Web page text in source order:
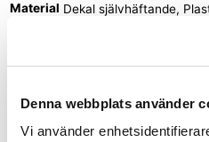
Denna webbplats använder
Vi använder
Material Dekal självhäftande,